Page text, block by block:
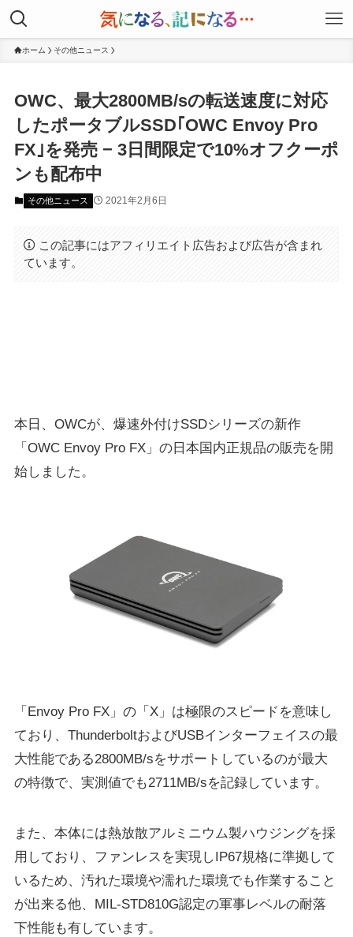
ホーム その他ニュース
OWC、最大2800MB/sの転送速度に対応
したポータブルSSD｢OWC Envoy Pro
FX｣を発売 − 3日間限定で10%オフクーポ
ンも配布中
その他ニュース 2021年2月6日
この記事にはアフィリエイト広告および広告が含まれ
ています。
本日、OWCが、爆速外付けSSDシリーズの新作
「OWC Envoy Pro FX」の日本国内正規品の販売を開
始しました。
「Envoy Pro FX」の「X」は極限のスピードを意味し
ており、ThunderboltおよびUSBインターフェイスの最
大性能である2800MB/sをサポートしているのが最大
の特徴で、実測値でも2711MB/sを記録しています。
また、本体には熱放散アルミニウム製ハウジングを採
用しており、ファンレスを実現しIP67規格に準拠して
いるため、汚れた環境や濡れた環境でも作業すること
が出来る他、MIL-STD810G認定の軍事レベルの耐落
下性能も有しています。